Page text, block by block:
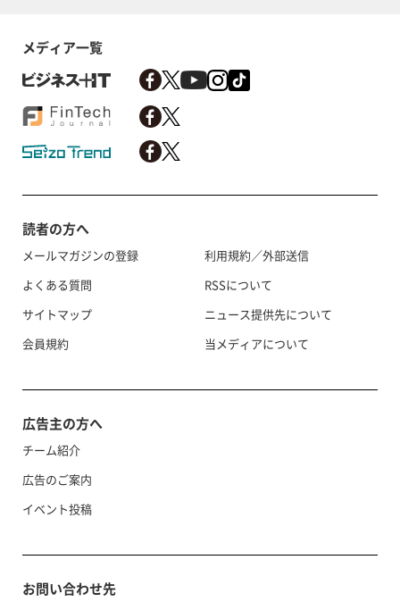
メディア一覧
読者の方へ
メールマガジンの登録
よくある質問
サイトマップ
会員規約
利用規約／外部送信
RSSについて
ニュース提供先について
当メディアについて
広告主の方へ
チーム紹介
広告のご案内
イベント投稿
お問い合わせ先